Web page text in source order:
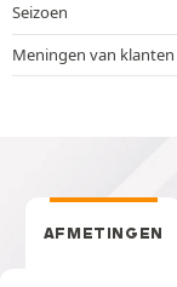
Seizoen
Meningen van klanten
AFMETINGEN